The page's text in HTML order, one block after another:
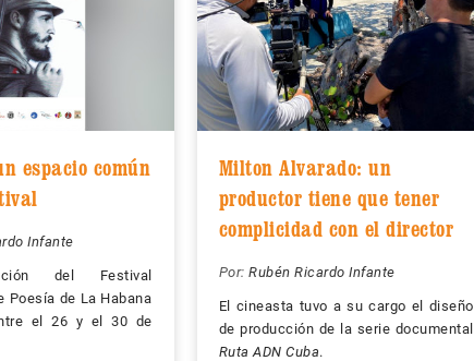
espacio común
Infante
del Festival
Poesía de La Habana
el 26 y el 30 de
Milton Alvarado: un
productor tiene que tener
complicidad con el director
Por: Rubén Ricardo Infante
El cineasta tuvo a su cargo el diseño
de producción de la serie documental
Ruta ADN Cuba.